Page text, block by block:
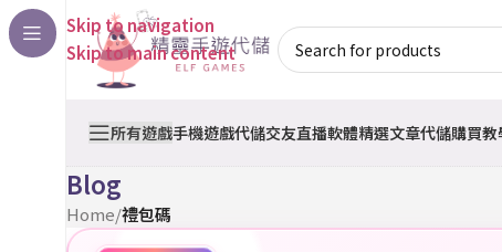
Skip to navigation
Skip to main content
所有遊戲手機遊戲代儲交友直播軟體精選文章代儲購買教
Blog
Home/禮包碼